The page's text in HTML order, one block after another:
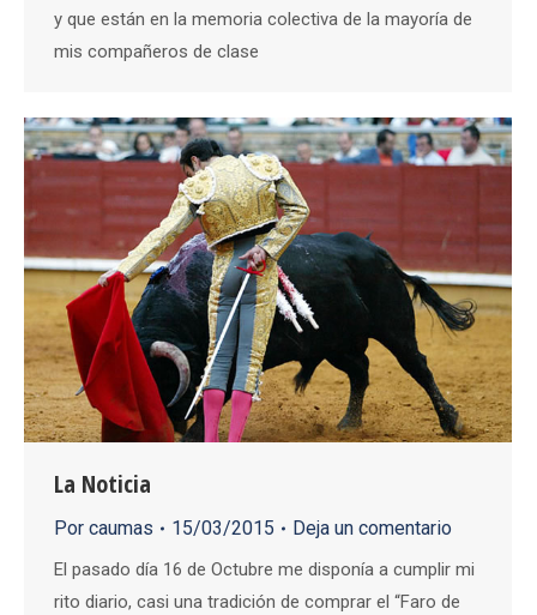
y que están en la memoria colectiva de la mayoría de
mis compañeros de clase
La Noticia
Por caumas 15/03/2015 Deja un comentario
El pasado día 16 de Octubre me disponía a cumplir mi
rito diario, casi una tradición de comprar el “Faro de